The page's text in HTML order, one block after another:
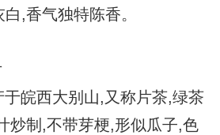
,香气独特陈香。
于皖西大别山,又称片茶,绿茶
炒制,不带芽梗,形似瓜子,色